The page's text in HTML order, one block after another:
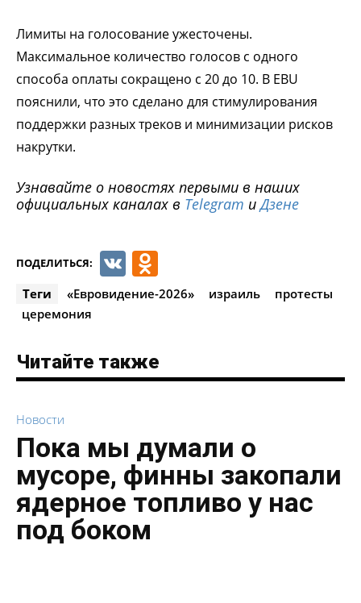
Лимиты на голосование ужесточены.
Максимальное количество голосов с одного
способа оплаты сокращено с 20 до 10. В EBU
пояснили, что это сделано для стимулирования
поддержки разных треков и минимизации рисков
накрутки.
Узнавайте о новостях первыми в наших
официальных каналах в Telegram иДзене
ПОДЕЛИТЬСЯ: VK
Теги «Евровидение-2026» израиль
протесты
церемония
Читайте также
Новости
Пока мы думали о
мусоре, финны закопали
ядерное топливо у нас
под боком